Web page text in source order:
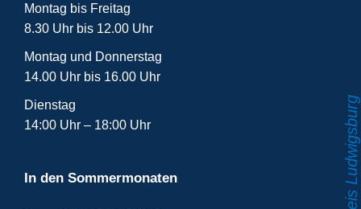
Montag bis Freitag
8.30 Uhr bis 12.00 Uhr
Montag und Donnerstag
14.00 Uhr bis 16.00 Uhr
Dienstag
14:00 Uhr – 18:00 Uhr
In den Sommermonaten